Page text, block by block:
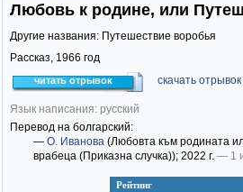
Рейтинг
Любовь к родине, или
Другие названия: Путешествие воробья
Рассказ, 1966 год
читать отрывок скачать
Язык написания: русский
Перевод на болгарский:
— О. Иванова (Любовта към родината
врабеца (Приказна случка)); 2022 г. — 1